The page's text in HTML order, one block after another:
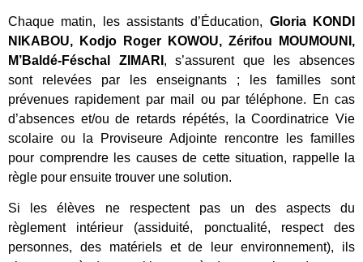
Chaque matin, les assistants d’Éducation, Gloria KONDI
NIKABOU, Kodjo Roger KOWOU, Zérifou MOUMOUNI,
M’Baldé-Féschal ZIMARI , s’assurent que les absences
sont relevées par les enseignants ; les familles sont
prévenues rapidement par mail ou par téléphone. En cas
d’absences et/ou de retards répétés, la Coordinatrice Vie
scolaire ou la Proviseure Adjointe rencontre les familles
pour comprendre les causes de cette situation, rappelle la
règle pour ensuite trouver une solution.
Si les élèves ne respectent pas un des aspects du
règlement intérieur (assiduité, ponctualité, respect des
personnes, des matériels et de leur environnement), ils